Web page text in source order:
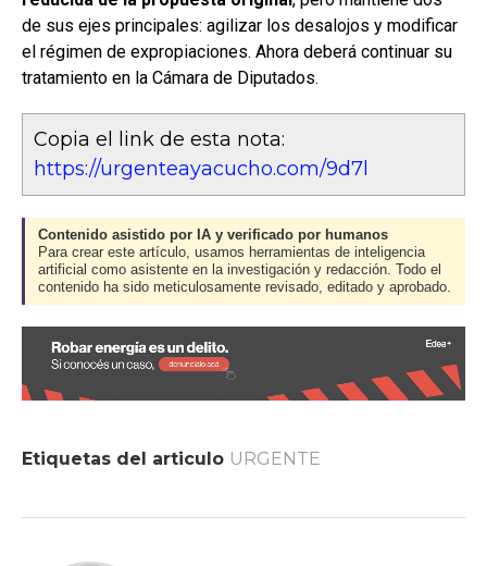
de sus ejes principales: agilizar los desalojos y modificar
el régimen de expropiaciones. Ahora deberá continuar su
tratamiento en la Cámara de Diputados.
Copia el link de esta nota:
https://urgenteayacucho.com/9d7l
Contenido asistido por IA y verificado por humanos
Para crear este artículo, usamos herramientas de inteligencia
artificial como asistente en la investigación y redacción. Todo el
contenido ha sido meticulosamente revisado, editado y aprobado.
Etiquetas del articulo URGENTE